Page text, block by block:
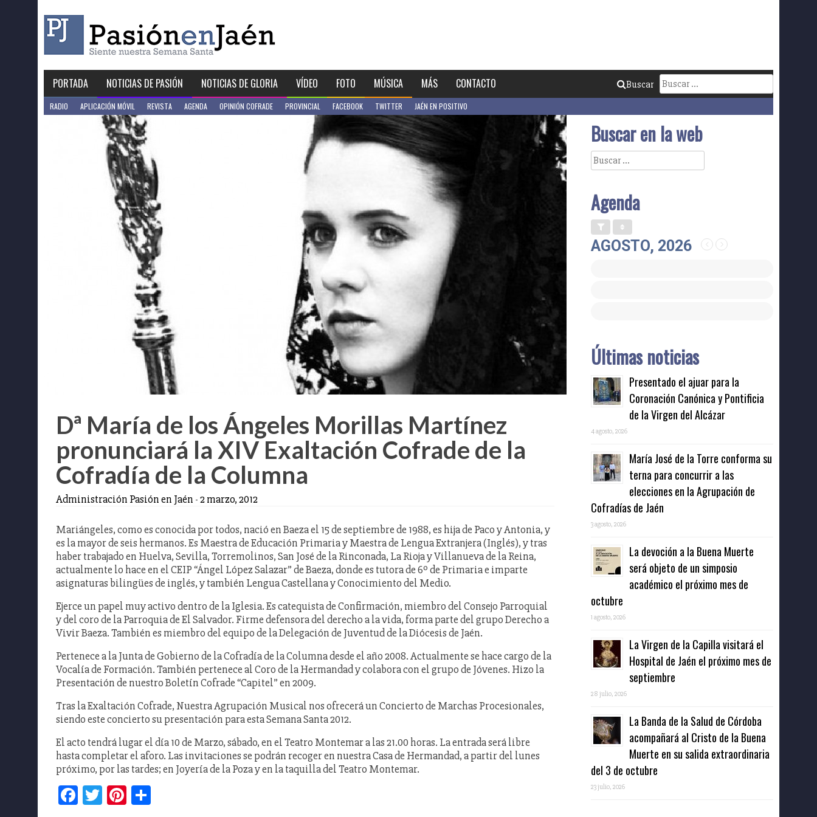
PORTADA NOTICIAS DE PASIÓN NOTICIAS DE GLORIA VÍDEO FOTO MÚSICA MÁS CONTACTO
RADIO APLICACIÓN MÓVIL REVISTA AGENDA OPINIÓN COFRADE PROVINCIAL FACEBOOK TWITTER JAÉN EN POSITIVO
Buscar:
Buscar
Dª María de los Ángeles Morillas Martínez
pronunciará la XIV Exaltación Cofrade de la
Cofradía de la Columna
Administración Pasión en Jaén -2 marzo, 2012
Mariángeles, como es conocida por todos, nació en Baeza el 15 de septiembre de 1988, es hija de Paco y Antonia, y
es la mayor de seis hermanos. Es Maestra de Educación Primaria y Maestra de Lengua Extranjera (Inglés), y tras
haber trabajado en Huelva, Sevilla, Torremolinos, San José de la Rinconada, La Rioja y Villanueva de la Reina,
actualmente lo hace en el CEIP “Ángel López Salazar” de Baeza, donde es tutora de 6º de Primaria e imparte
asignaturas bilingües de inglés, y también Lengua Castellana y Conocimiento del Medio.
Ejerce un papel muy activo dentro de la Iglesia. Es catequista de Confirmación, miembro del Consejo Parroquial
y del coro de la Parroquia de El Salvador. Firme defensora del derecho a la vida, forma parte del grupo Derecho a
Vivir Baeza. También es miembro del equipo de la Delegación de Juventud de la Diócesis de Jaén.
Pertenece a la Junta de Gobierno de la Cofradía de la Columna desde el año 2008. Actualmente se hace cargo de la
Vocalía de Formación. También pertenece al Coro de la Hermandad y colabora con el grupo de Jóvenes. Hizo la
Presentación de nuestro Boletín Cofrade “Capitel” en 2009.
Tras la Exaltación Cofrade, Nuestra Agrupación Musical nos ofrecerá un Concierto de Marchas Procesionales,
siendo este concierto su presentación para esta Semana Santa 2012.
El acto tendrá lugar el día 10 de Marzo, sábado, en el Teatro Montemar a las 21.00 horas. La entrada será libre
hasta completar el aforo. Las invitaciones se podrán recoger en nuestra Casa de Hermandad, a partir del lunes
próximo, por las tardes; en Joyería de la Poza y en la taquilla del Teatro Montemar.
Facebook
TwitterPinterest
Buscar en la web
Buscar:
Agenda
AGOSTO, 2026
Últimas noticias
Presentado el ajuar para la
Coronación Canónica y Pontificia
de la Virgen del Alcázar
4 agosto, 2026
María José de la Torre conforma su
terna para concurrir a las
elecciones en la Agrupación de
Cofradías de Jaén
3 agosto, 2026
La devoción a la Buena Muerte
será objeto de un simposio
académico el próximo mes de
octubre
1 agosto, 2026
La Virgen de la Capilla visitará el
Hospital de Jaén el próximo mes de
septiembre
28 julio, 2026
La Banda de la Salud de Córdoba
acompañará al Cristo de la Buena
Muerte en su salida extraordinaria
del 3 de octubre
23 julio, 2026